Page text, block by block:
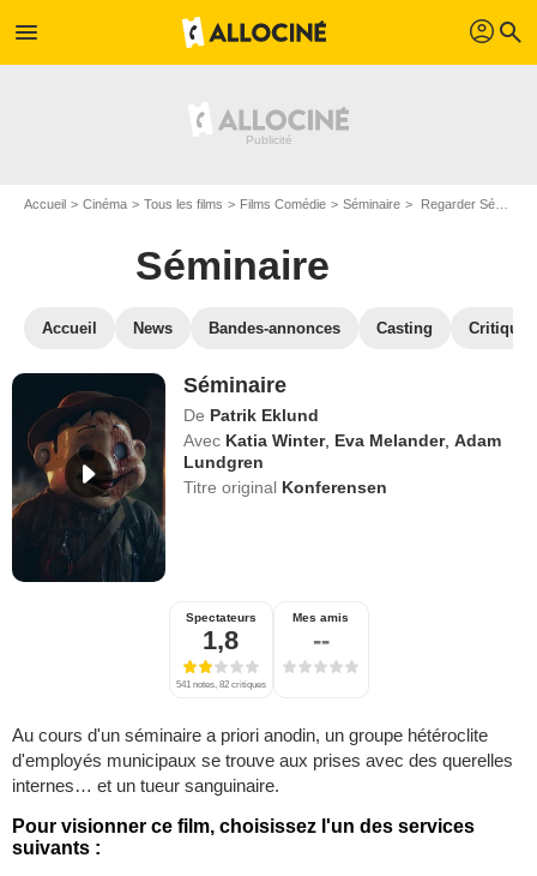
menu profil search
Accueil Cinéma Tous les films Films Comédie Séminaire Regarder Séminaire en SVOD
Séminaire
Accueil News Bandes-annonces Casting
Séminaire
De Patrik Eklund
Avec Katia Winter, Eva Melander,Adam
Lundgren
Titre original Konferensen
Spectateurs
1,8
541 notes, 82 critiques
Mes amis
--
Au cours d'un séminaire a priori anodin, un groupe hétéroclite
d'employés municipaux se trouve aux prises avec des querelles
internes… et un tueur sanguinaire.
Pour visionner ce film, choisissez l'un des services
suivants :